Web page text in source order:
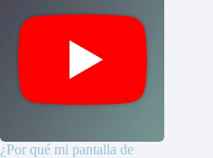
¿Por qué mi pantalla de